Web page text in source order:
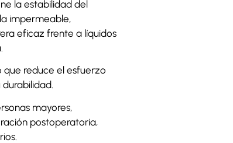
la estabilidad del
impermeable,
eficaz frente a líquidos
que reduce el esfuerzo
mayores,
postoperatoria,